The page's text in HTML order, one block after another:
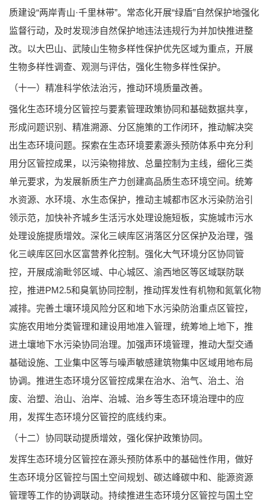
质建设“两岸青山·千里林带”。常态化开展“绿盾”自然保护地强化
监督行动，及时发现涉自然保护地违法违规行为并加快推进整
改。以大巴山、武陵山生物多样性保护优先区域为重点，开展
生物多样性调查、观测与评估，强化生物多样性保护。
（十一）精准科学依法治污，推动环境质量改善。
强化生态环境分区管控与要素管理政策协同和基础数据共享，
形成问题识别、精准溯源、分区施策的工作闭环，推动解决突
出生态环境问题。探索在生态环境要素源头预防体系中充分利
用分区管控成果，以污染物排放、总量控制为主线，细化三类
单元要求，为发展新质生产力创建高品质生态环境空间。统筹
水资源、水环境、水生态保护，推动主城都市区水污染防治引
领示范，加快补齐城乡生活污水处理设施短板，实施城市污水
处理设施提质增效。深化三峡库区消落区分区保护及治理，强
化三峡库区回水区富营养化控制。强化大气环境分区协同管
控，开展成渝毗邻区域、中心城区、渝西地区等区域联防联
控，推进PM2.5和臭氧协同控制，推动挥发性有机物和氮氧化物
减排。完善土壤环境风险分区和地下水污染防治重点区管控，
实施农用地分类管理和建设用地准入管理，统筹地上地下，推
进土壤地下水污染协同治理。加强声环境管理，推动大型交通
基础设施、工业集中区等与噪声敏感建筑物集中区域用地布局
协调。推进生态环境分区管控成果在治水、治气、治土、治
废、治塑、治山、治岸、治城、治乡等生态环境治理中的应
用，发挥生态环境分区管控的底线约束。
（十二）协同联动提质增效，强化保护政策协同。
发挥生态环境分区管控在源头预防体系中的基础性作用，做好
生态环境分区管控与国土空间规划、碳达峰碳中和、能源资源
管理等工作的协调联动。持续推进生态环境分区管控与国土空